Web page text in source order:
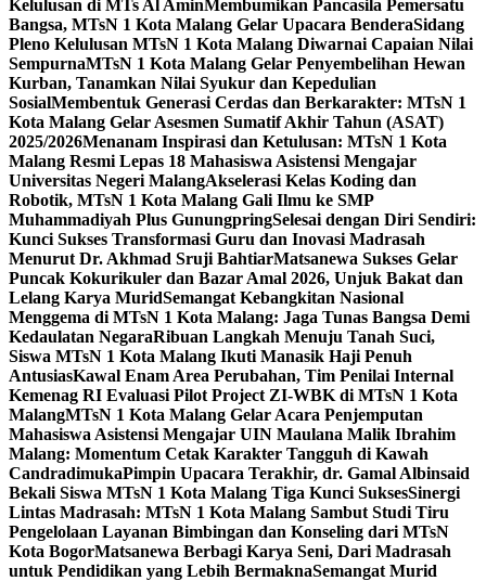
Kelulusan di MTs Al AminMembumikan Pancasila Pemersatu
Bangsa, MTsN 1 Kota Malang Gelar Upacara BenderaSidang
Pleno Kelulusan MTsN 1 Kota Malang Diwarnai Capaian Nilai
SempurnaMTsN 1 Kota Malang Gelar Penyembelihan Hewan
Kurban, Tanamkan Nilai Syukur dan Kepedulian
SosialMembentuk Generasi Cerdas dan Berkarakter: MTsN 1
Kota Malang Gelar Asesmen Sumatif Akhir Tahun (ASAT)
2025/2026Menanam Inspirasi dan Ketulusan: MTsN 1 Kota
Malang Resmi Lepas 18 Mahasiswa Asistensi Mengajar
Universitas Negeri MalangAkselerasi Kelas Koding dan
Robotik, MTsN 1 Kota Malang Gali Ilmu ke SMP
Muhammadiyah Plus GunungpringSelesai dengan Diri Sendiri:
Kunci Sukses Transformasi Guru dan Inovasi Madrasah
Menurut Dr. Akhmad Sruji BahtiarMatsanewa Sukses Gelar
Puncak Kokurikuler dan Bazar Amal 2026, Unjuk Bakat dan
Lelang Karya MuridSemangat Kebangkitan Nasional
Menggema di MTsN 1 Kota Malang: Jaga Tunas Bangsa Demi
Kedaulatan NegaraRibuan Langkah Menuju Tanah Suci,
Siswa MTsN 1 Kota Malang Ikuti Manasik Haji Penuh
AntusiasKawal Enam Area Perubahan, Tim Penilai Internal
Kemenag RI Evaluasi Pilot Project ZI-WBK di MTsN 1 Kota
MalangMTsN 1 Kota Malang Gelar Acara Penjemputan
Mahasiswa Asistensi Mengajar UIN Maulana Malik Ibrahim
Malang: Momentum Cetak Karakter Tangguh di Kawah
CandradimukaPimpin Upacara Terakhir, dr. Gamal Albinsaid
Bekali Siswa MTsN 1 Kota Malang Tiga Kunci SuksesSinergi
Lintas Madrasah: MTsN 1 Kota Malang Sambut Studi Tiru
Pengelolaan Layanan Bimbingan dan Konseling dari MTsN
Kota BogorMatsanewa Berbagi Karya Seni, Dari Madrasah
untuk Pendidikan yang Lebih BermaknaSemangat Murid